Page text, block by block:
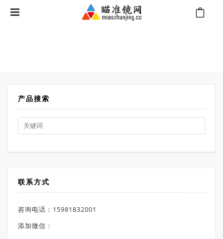
产品搜索
Search
for:
联系方式
咨询电话：15981832001
添加微信：